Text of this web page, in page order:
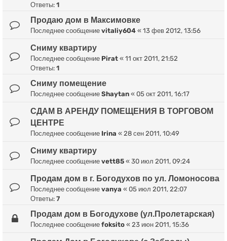
Ответы: 1
Продаю дом в Максимовке
Последнее сообщение vitaliy604 « 13 фев 2012, 13:56
Сниму квартиру
Последнее сообщение Pirat « 11 окт 2011, 21:52
Ответы: 1
Сниму помещение
Последнее сообщение Shaytan « 05 окт 2011, 16:17
СДАМ В АРЕНДУ ПОМЕЩЕНИЯ В ТОРГОВОМ
ЦЕНТРЕ
Последнее сообщение Irina « 28 сен 2011, 10:49
Сниму квартиру
Последнее сообщение vett85 « 30 июл 2011, 09:24
Продам дом в г. Богодухов по ул. Ломоносова
Последнее сообщение vanya « 05 июл 2011, 22:07
Ответы: 7
Продам дом в Богодухове (ул.Пролетарская)
Последнее сообщение foksito « 23 июн 2011, 15:36